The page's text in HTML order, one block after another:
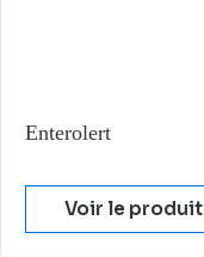
Enterolert
Voir le produit